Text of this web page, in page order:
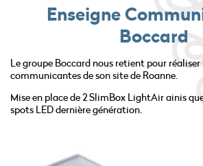
Enseigne
Boccard
Le groupe Boccard nous retient pour réaliser
communicantes de son site de Roanne.
Mise en place de 2 SlimBox LightAir ainis
spots LED dernière génération.